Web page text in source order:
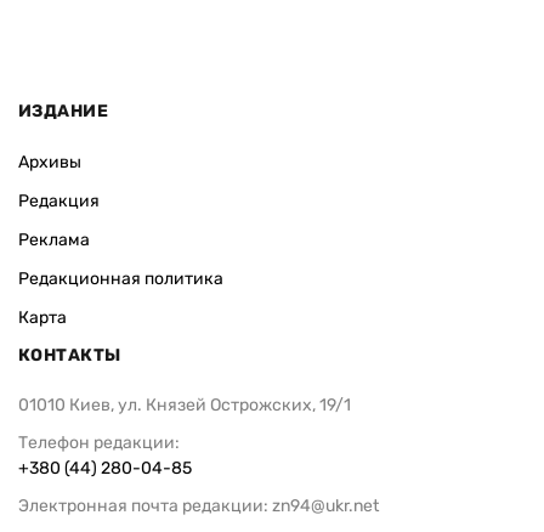
ИЗДАНИЕ
Архивы
Редакция
Реклама
Редакционная политика
Карта
КОНТАКТЫ
01010 Киев, ул. Князей Острожских, 19/1
Телефон редакции:
+380 (44) 280-04-85
Электронная почта редакции: zn94@ukr.net